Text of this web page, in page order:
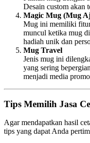
Desain custom akan
Magic Mug (Mug
Mug ini memiliki fitur
muncul ketika mug
hadiah unik dan
Mug Travel
Jenis mug ini
yang sering
menjadi media
Tips Memilih Jasa
Agar mendapatkan hasil
tips yang dapat Anda